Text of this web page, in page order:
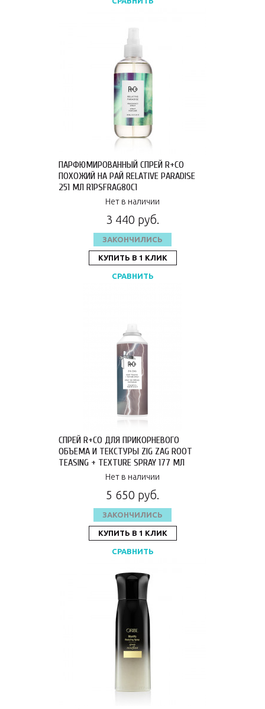
ПАРФЮМИРОВАННЫЙ СПРЕЙ R+CO
ПОХОЖИЙ НА РАЙ RELATIVE PARADISE
251 МЛ R1PSFRAG80C1
Нет в наличии
3 440 руб.
ЗАКОНЧИЛИСЬ
КУПИТЬ В 1 КЛИК
СРАВНИТЬ
СПРЕЙ R+CO ДЛЯ ПРИКОРНЕВОГО
ОБЪЕМА И ТЕКСТУРЫ ZIG ZAG ROOT
TEASING + TEXTURE SPRAY 177 МЛ
Нет в наличии
5 650 руб.
ЗАКОНЧИЛИСЬ
КУПИТЬ В 1 КЛИК
СРАВНИТЬ